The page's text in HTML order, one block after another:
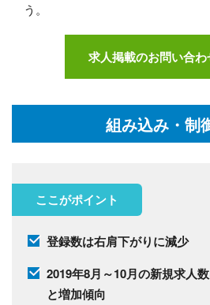
う。
求人掲載のお問い合
組み込み・制
ここがポイント
登録数は右肩下がりに減少
2019年8月～10月の新規求人
と増加傾向